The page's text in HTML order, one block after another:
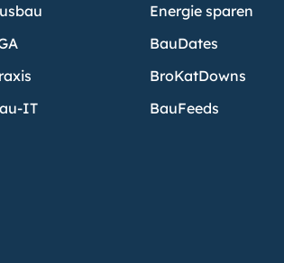
IT
Energie sparen
BauDates
BroKatDowns
BauFeeds